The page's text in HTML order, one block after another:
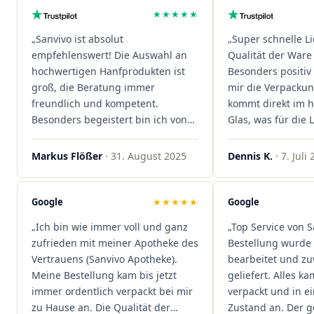
★★★★★
„Sanvivo ist absolut
empfehlenswert! Die Auswahl an
hochwertigen Hanfprodukten ist
groß, die Beratung immer
freundlich und kompetent.
Besonders begeistert bin ich von
der schnellen Rezeptannahme –
alles läuft unkompliziert und
sind extrem zügig, was mir jedes
Mal viel Zeit spart. Man merkt,
Kundenzufriedenheit an erster
Stelle stehen. Vielen Dank an das
Team von Sanvivo – ich bin
rundum begeistert!"
Markus Flößer · 31. August 2025
„Super schnelle
Qualität der
Besonders
mir die
kommt direkt im
Glas, was für die
ist. Ich bestelle
wieder!"
Dennis K. · 7. Juli
Google ★★★★★
„Ich bin wie immer voll und ganz
zufrieden mit meiner Apotheke des
Vertrauens (Sanvivo Apotheke).
Meine Bestellung kam bis jetzt
immer ordentlich verpackt bei mir
zu Hause an. Die Qualität der
Google
„Top Service von
Bestellung wurde
bearbeitet und
geliefert. Alles
verpackt und in
Zustand an. Der